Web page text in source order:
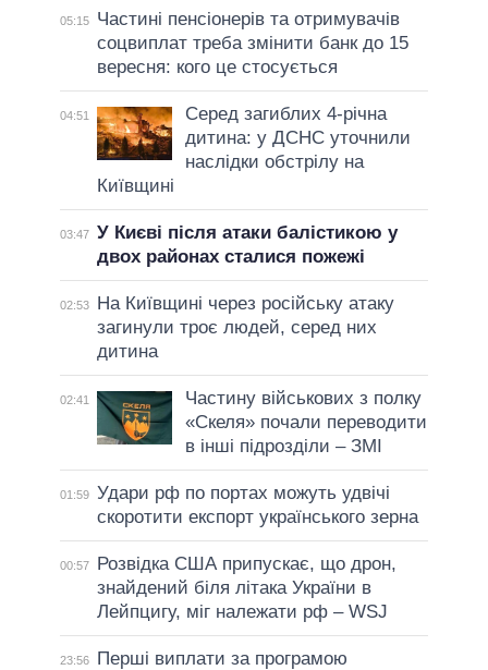
05:15
Частині пенсіонерів та отримувачів
соцвиплат треба змінити банк до 15
вересня: кого це стосується
04:51
Серед загиблих 4-річна
дитина: у ДСНС уточнили
наслідки обстрілу на
Київщині
03:47 У Києві після атаки балістикою у
двох районах сталися пожежі
02:53
На Київщині через російську атаку
загинули троє людей, серед них
дитина
02:41
Частину військових з полку
«Скеля» почали переводити
в інші підрозділи – ЗМІ
01:59 Удари рф по портах можуть удвічі
скоротити експорт українського зерна
00:57
Розвідка США припускає, що дрон,
знайдений біля літака України в
Лейпцигу, міг належати рф – WSJ
23:56
Перші виплати за програмою